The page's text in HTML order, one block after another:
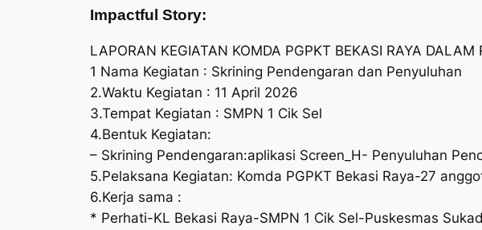
Impactful Story:
LAPORAN KEGIATAN KOMDA PGPKT BEKASI RAYA
1 Nama Kegiatan : Skrining Pendengaran dan Penyuluhan
2.Waktu Kegiatan : 11 April 2026
3.Tempat Kegiatan : SMPN 1 Cik Sel
4.Bentuk Kegiatan:
– Skrining Pendengaran:aplikasi Screen_H- Penyuluhan
5.Pelaksana Kegiatan: Komda PGPKT Bekasi Raya-27
6.Kerja sama :
* Perhati-KL Bekasi Raya-SMPN 1 Cik Sel-Puskesmas